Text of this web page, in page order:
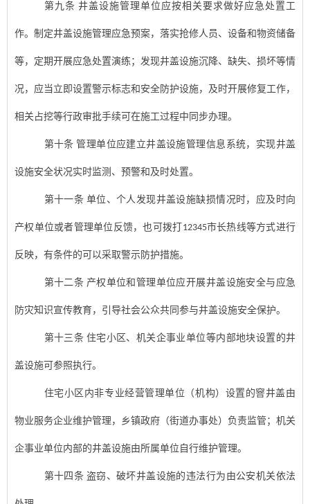
第九条 井盖设施管理单位应按相关要求做好应急处置工
作。制定井盖设施管理应急预案，落实抢修人员、设备和物资储备
等，定期开展应急处置演练；发现井盖设施沉降、缺失、损坏等情
况，应当立即设置警示标志和安全防护设施，及时开展修复工作，
相关占挖等行政审批手续可在施工过程中同步办理。
第十条 管理单位应建立井盖设施管理信息系统，实现井盖
设施安全状况实时监测、预警和及时处置。
第十一条 单位、个人发现井盖设施缺损情况时，应及时向
产权单位或者管理单位反馈，也可拨打 12345市长热线等方式进行
反映，有条件的可以采取警示防护措施。
第十二条 产权单位和管理单位应开展井盖设施安全与应急
防灾知识宣传教育，引导社会公众共同参与井盖设施安全保护。
第十三条 住宅小区、机关企事业单位等内部地块设置的井
盖设施可参照执行。
住宅小区内非专业经营管理单位（机构）设置的窨井盖由
物业服务企业维护管理 ，乡镇政府（街道办事处）负责监管；机关
企事业单位内部的井盖设施由所属单位自行维护管理。
第十四条 盗窃、破坏井盖设施的违法行为 由公安机关依法